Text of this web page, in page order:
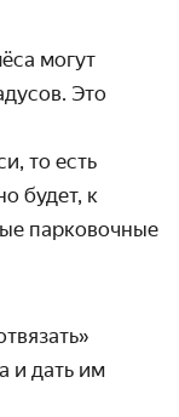
могут
Это
то есть
будет, к
парковочные
и дать им